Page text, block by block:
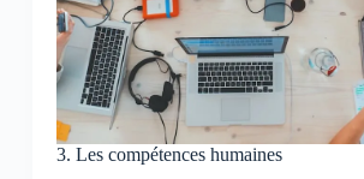
3. Les compétences humaines